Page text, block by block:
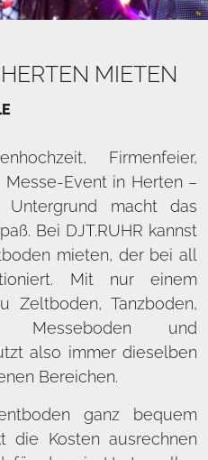
MIETEN
Firmenfeier,
Event in Herten –
macht das
Bei DJT.RUHR kannst
mieten, der bei all
Mit nur einem
Zeltboden, Tanzboden,
Messeboden und
also immer dieselben
Bereichen.
ganz bequem
die Kosten ausrechnen